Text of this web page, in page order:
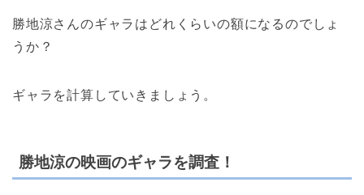
勝地涼さんのギャラはどれくらいの額になるのでしょ
うか？
ギャラを計算していきましょう。
勝地涼の映画のギャラを調査！